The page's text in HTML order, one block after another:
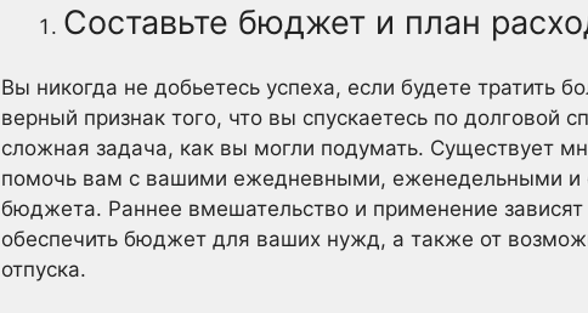
Составьте бюджет и план
Вы никогда не добьетесь успеха, если будете тратить
верный признак того, что вы спускаетесь по долговой
сложная задача, как вы могли подумать. Существует
помочь вам с вашими ежедневными, еженедельными и
бюджета. Раннее вмешательство и применение
обеспечить бюджет для ваших нужд, а также от
отпуска.